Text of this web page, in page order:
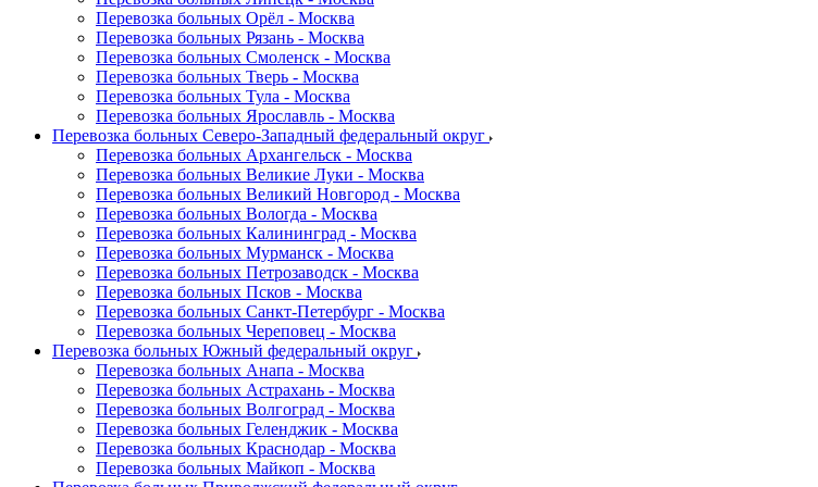
Перевозка больных Орёл - Москва
Перевозка больных Рязань - Москва
Перевозка больных Смоленск - Москва
Перевозка больных Тверь - Москва
Перевозка больных Тула - Москва
Перевозка больных Ярославль - Москва
Перевозка больных Северо-Западный федеральный округ
Перевозка больных Архангельск - Москва
Перевозка больных Великие Луки - Москва
Перевозка больных Великий Новгород - Москва
Перевозка больных Вологда - Москва
Перевозка больных Калининград - Москва
Перевозка больных Мурманск - Москва
Перевозка больных Петрозаводск - Москва
Перевозка больных Псков - Москва
Перевозка больных Санкт-Петербург - Москва
Перевозка больных Череповец - Москва
Перевозка больных Южный федеральный округ
Перевозка больных Анапа - Москва
Перевозка больных Астрахань - Москва
Перевозка больных Волгоград - Москва
Перевозка больных Геленджик - Москва
Перевозка больных Краснодар - Москва
Перевозка больных Майкоп - Москва